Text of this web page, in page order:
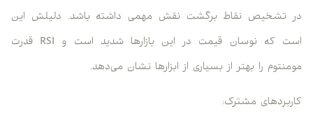
در تشخیص نقاط برگشت نقش مهمی داشته باشد. دلیلش این
است که نوسان قیمت در این بازارها شدید است و RSI قدرت
مومنتوم را بهتر از بسیاری از ابزارها نشان می‌دهد.
کاربردهای مشترک: